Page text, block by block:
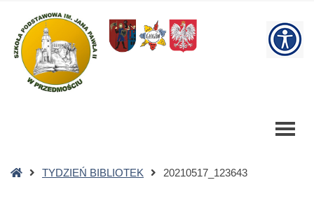
Szkoła
Podstawowa
StronaTYDZIEŃ BIBLIOTEK 20210517_123643